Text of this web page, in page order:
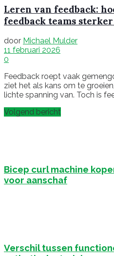
Leren van feedback:
feedback teams
door Michael Mulder
11 februari 2026
0
Feedback roept vaak
ziet het als kans om te
lichte spanning van. Toch is
Volgend bericht
Bicep curl machine
voor aanschaf
Verschil tussen